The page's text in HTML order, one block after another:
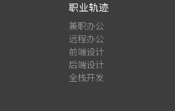
职业轨迹
兼职办公
远程办公
前端设计
后端设计
全栈开发